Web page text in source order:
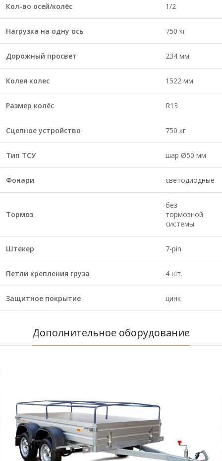
Кол-во осей/колёс 1/2
Нагрузка на одну ось 750 кг
Дорожный просвет 234 мм
Колея колес 1522 мм
Размер колёс R13
Сцепное устройство 750 кг
Тип ТСУ шар Ø50 мм
Фонари светодиодные
Тормоз
без
тормозной
системы
Штекер 7-pin
Петли крепления груза 4 шт.
Защитное покрытие цинк
Дополнительное оборудование